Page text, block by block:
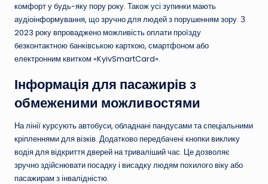
комфорт у будь-яку пору року. Також усі зупинки мають
аудіоінформування, що зручно для людей з порушенням зору. З
2023 року впроваджено можливість оплати проїзду
безконтактною банківською карткою, смартфоном або
електронним квитком «KyivSmartCard».
Інформація для пасажирів з
обмеженими можливостями
На лінії курсують автобуси, обладнані пандусами та спеціальними
кріпленнями для візків. Додатково передбачені кнопки виклику
водія для відкриття дверей на триваліший час. Це дозволяє
зручно здійснювати посадку і висадку людям похилого віку або
пасажирам з інвалідністю.